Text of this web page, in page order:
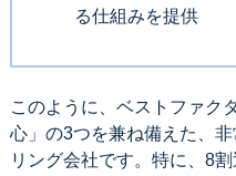
る仕組みを提供
このように、ベストファク
心」の3つを兼ね備えた、
リング会社です。特に、8